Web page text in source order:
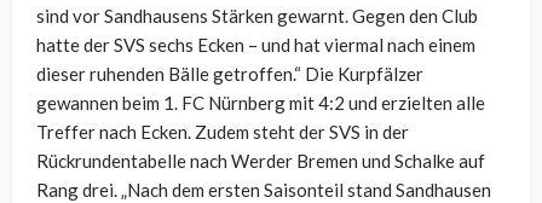
sind vor Sandhausens Stärken gewarnt. Gegen den Club
hatte der SVS sechs Ecken – und hat viermal nach einem
dieser ruhenden Bälle getroffen.“ Die Kurpfälzer
gewannen beim 1. FC Nürnberg mit 4:2 und erzielten alle
Treffer nach Ecken. Zudem steht der SVS in der
Rückrundentabelle nach Werder Bremen und Schalke auf
Rang drei. „Nach dem ersten Saisonteil stand Sandhausen